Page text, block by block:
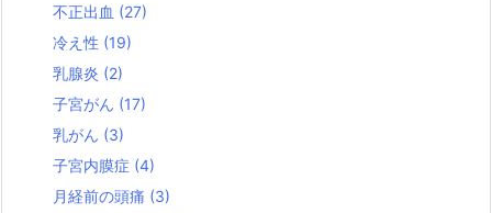
不正出血 (27)
冷え性 (19)
乳腺炎 (2)
子宮がん (17)
乳がん (3)
子宮内膜症 (4)
月経前の頭痛 (3)